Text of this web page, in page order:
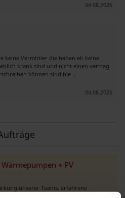
04.08.2026
keine Vermittler die haben eh keine
krank sind und nicht einen vertrag
können sind hie ..
04.08.2026
+ PV
unserer Teams, erfahrene